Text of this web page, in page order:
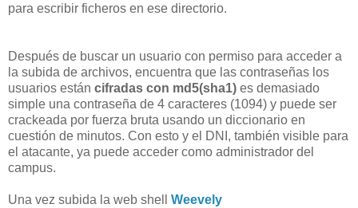
para escribir ficheros en ese directorio.
Después de buscar un usuario con permiso para acceder a
la subida de archivos, encuentra que las contraseñas los
usuarios están cifradas con md5(sha1) es demasiado
simple una contraseña de 4 caracteres (1094) y puede ser
crackeada por fuerza bruta usando un diccionario en
cuestión de minutos. Con esto y el DNI, también visible para
el atacante, ya puede acceder como administrador del
campus.
Una vez subida la web shell Weevely